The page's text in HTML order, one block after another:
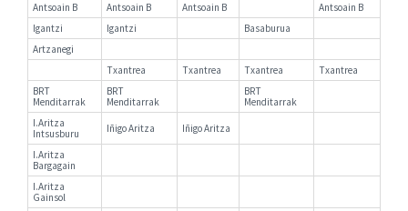
Antsoain B
Antsoain B Antsoain B
Antsoain B
Igantzi
Igantzi
Basaburua
Artzanegi
Txantrea
Txantrea Txantrea
Txantrea
BRT
Menditarrak
BRT
Menditarrak
BRT
Menditarrak
I.Aritza
Intsusburu
Iñigo Aritza Iñigo Aritza
I.Aritza
Bargagain
I.Aritza
Gainsol